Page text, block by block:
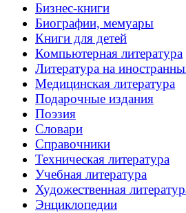
Бизнес-книги
Биографии, мемуары
Книги для детей
Компьютерная литература
Литература на
Медицинская литература
Подарочные издания
Поэзия
Словари
Справочники
Техническая литература
Учебная литература
Художественная
Энциклопедии